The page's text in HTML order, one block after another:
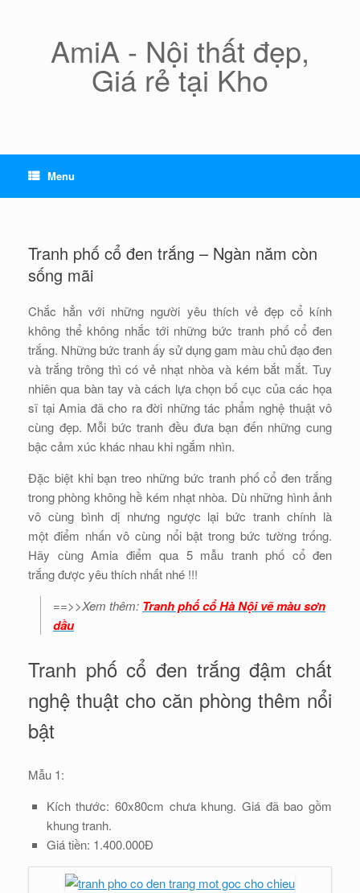
AmiA - Nội thất đẹp,
Giá rẻ tại Kho
Menu
Tranh phố cổ đen trắng – Ngàn năm còn
sống mãi
Chắc hẳn với những người yêu thích vẻ đẹp cổ kính
không thể không nhắc tới những bức tranh phố cổ đen
trắng. Những bức tranh ấy sử dụng gam màu chủ đạo đen
và trắng trông thì có vẻ nhạt nhòa và kém bắt mắt. Tuy
nhiên qua bàn tay và cách lựa chọn bố cục của các họa
sĩ tại Amia đã cho ra đời những tác phẩm nghệ thuật vô
cùng đẹp. Mỗi bức tranh đều đưa bạn đến những cung
bậc cảm xúc khác nhau khi ngắm nhìn.
Đặc biệt khi bạn treo những bức tranh phố cổ đen trắng
trong phòng không hề kém nhạt nhòa. Dù những hình ảnh
vô cùng bình dị nhưng ngược lại bức tranh chính là
một điểm nhấn vô cùng nổi bật trong bức tường trống.
Hãy cùng Amia điểm qua 5 mẫu tranh phố cổ đen
trắng được yêu thích nhất nhé !!!
==>>Xem thêm: Tranh phố cổ Hà Nội vẽ màu sơn
dầu
Tranh phố cổ đen trắng đậm chất
nghệ thuật cho căn phòng thêm nổi
bật
Mẫu 1:
Kích thước: 60x80cm chưa khung. Giá đã bao gồm
khung tranh.
Giá tiền: 1.400.000Đ